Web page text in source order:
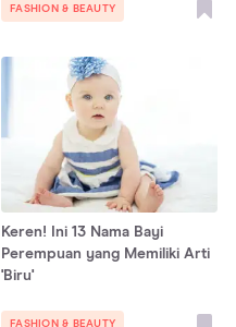
FASHION & BEAUTY
Keren! Ini 13 Nama Bayi
Perempuan yang Memiliki Arti
'Biru'
FASHION & BEAUTY